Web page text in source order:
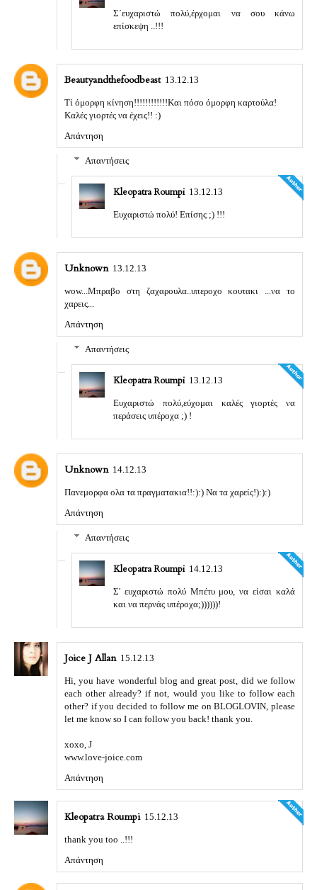
Σ΄ευχαριστώ πολύ,έρχομαι να σου κάνω
επίσκεψη ..!!!
Beautyandthefoodbeast 13.12.13
Τί όμορφη κίνηση!!!!!!!!!!!!Kαι πόσο όμορφη καρτούλα!
Καλές γιορτές να έχεις!! :)
Απάντηση
Απαντήσεις
Kleopatra Roumpi 13.12.13
Ευχαριστώ πολύ! Επίσης ;) !!!
Unknown 13.12.13
wow...Μπραβο στη ζαχαρουλα..υπεροχο κουτακι ...να το
χαρεις...
Απάντηση
Απαντήσεις
Kleopatra Roumpi 13.12.13
Ευχαριστώ πολύ,εύχομαι καλές γιορτές να
περάσεις υπέροχα ;) !
Unknown 14.12.13
Πανεμορφα ολα τα πραγματακια!!:):) Να τα χαρείς!):):)
Απάντηση
Απαντήσεις
Kleopatra Roumpi 14.12.13
Σ' ευχαριστώ πολύ Μπέτυ μου, να είσαι καλά
και να περνάς υπέροχα;))))))!
Joice J Allan 15.12.13
Hi, you have wonderful blog and great post, did we follow
each other already? if not, would you like to follow each
other? if you decided to follow me on BLOGLOVIN, please
let me know so I can follow you back! thank you.
xoxo, J
www.love-joice.com
Απάντηση
Kleopatra Roumpi 15.12.13
thank you too ..!!!
Απάντηση